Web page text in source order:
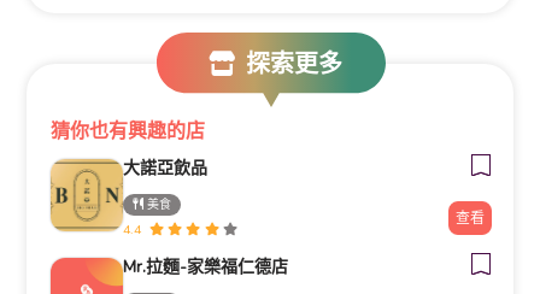
探索更多
猜你也有興趣的店
大諾亞飲品
美食
4.4
查看
Mr.拉麵-家樂福仁德店